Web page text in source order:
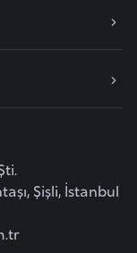
Şişli, İstanbul